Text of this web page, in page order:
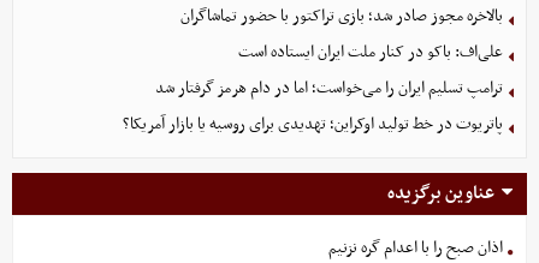
بالاخره مجوز صادر شد؛ بازی تراکتور با حضور تماشاگران
علی‌اف: باکو در کنار ملت ایران ایستاده است
ترامپ تسلیم ایران را می‌خواست؛ اما در دام هرمز گرفتار شد
پاتریوت در خط تولید اوکراین؛ تهدیدی برای روسیه یا بازار آمریکا؟
عناوین برگزیده
اذان صبح را با اعدام گره نزنیم